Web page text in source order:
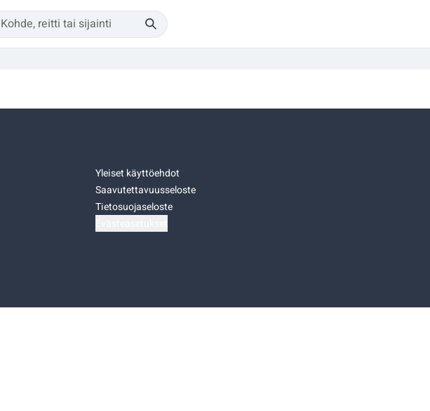
Yleiset käyttöehdot
Saavutettavuusseloste
Tietosuojaseloste